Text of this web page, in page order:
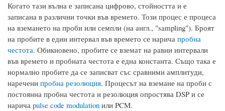
Когато тази вълна е записана цифрово, стойността и е
записана в различни точки във времето. Този процес е процеса
на вземането на проби или семпли (на англ., "sampling"). Броят
на пробите в един интервал във времето се нарича пробна
честота. Обикновено, пробите се вземат на равни интервали
във времето и пробната честота е една константа. Също така е
нормално пробите да се записват със сравними амплитуди,
наречени пробна резолюция. Процесът на вземане на проби с
постоянна пробна честота и резолюция опростява DSP и се
нарича pulse code modulation или PCM.